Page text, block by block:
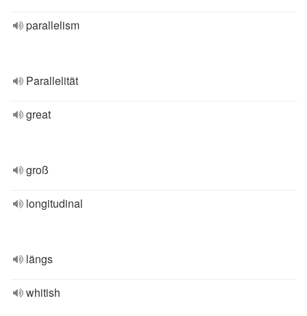
parallelism
Parallelität
great
groß
longitudinal
längs
whitish